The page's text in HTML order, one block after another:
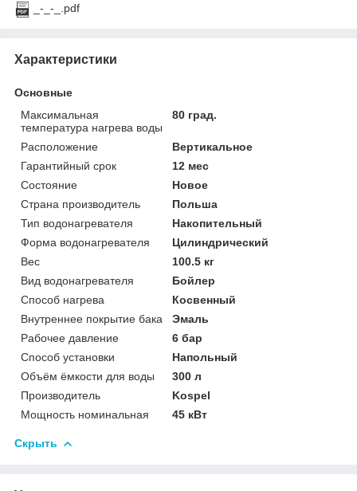
_-_-_.pdf
Характеристики
Основные
Максимальная
температура нагрева воды
80 град.
Расположение
Вертикальное
Гарантийный срок
12 мес
Состояние
Новое
Страна производитель
Польша
Тип водонагревателя
Накопительный
Форма водонагревателя
Цилиндрический
Вес
100.5 кг
Вид водонагревателя
Бойлер
Способ нагрева
Косвенный
Внутреннее покрытие бака
Эмаль
Рабочее давление
6 бар
Способ установки
Напольный
Объём ёмкости для воды
300 л
Производитель
Kospel
Мощность номинальная
45 кВт
Скрыть